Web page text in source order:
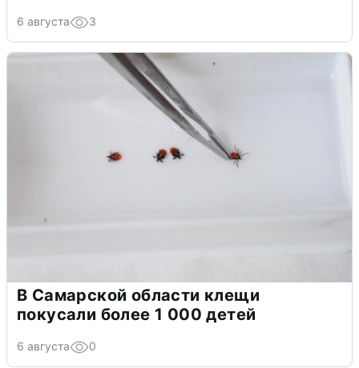
6 августа 3
В Самарской области клещи
покусали более 1 000 детей
6 августа 0